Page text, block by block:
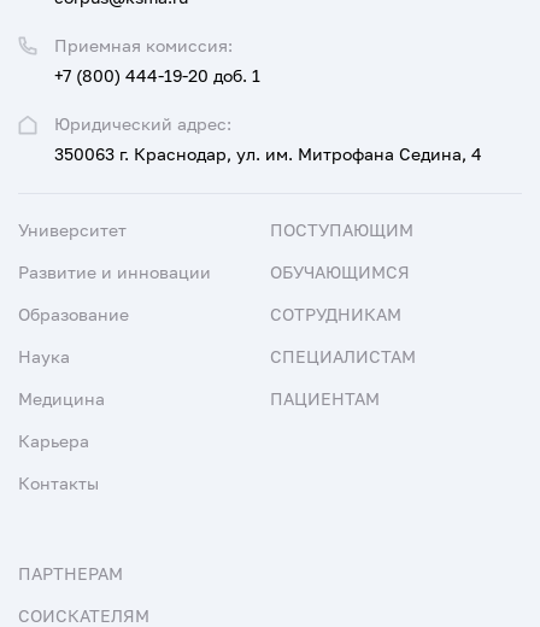
Юридический адрес:
350063 г. Краснодар, ул. им. Митрофана Седина, 4
Приемная комиссия:
+7 (800) 444-19-20 доб. 1
Университет
Развитие и инновации
Образование
Наука
Медицина
Карьера
Контакты
ПОСТУПАЮЩИМ
ОБУЧАЮЩИМСЯ
СОТРУДНИКАМ
СПЕЦИАЛИСТАМ
ПАЦИЕНТАМ
ПАРТНЕРАМ
СОИСКАТЕЛЯМ